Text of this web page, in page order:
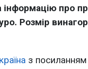
інформацію про
Розмір
з